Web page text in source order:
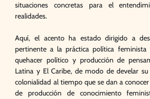
situaciones concretas para el
realidades.
Aquí, el acento ha estado dirigido a
pertinente a la práctica política
quehacer político y producción de
Latina y El Caribe, de modo de develar
colonialidad al tiempo que se dan a
de producción de conocimiento